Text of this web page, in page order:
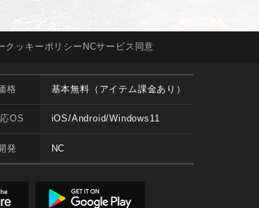
クッキーポリシー NCサービス 同意
格 基本無料（アイテム課金あり）
OS iOS/Android/Windows11
発 NC